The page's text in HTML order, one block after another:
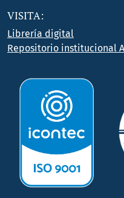
VISITA:
Librería digital
Repositorio institucional